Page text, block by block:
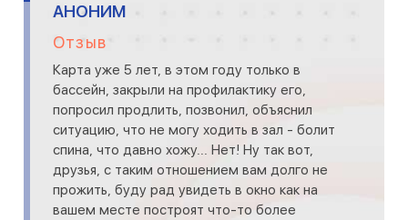
АНОНИМ
Отзыв
Карта уже 5 лет, в этом году только в
бассейн, закрыли на профилактику его,
попросил продлить, позвонил, объяснил
ситуацию, что не могу ходить в зал - болит
спина, что давно хожу... Нет! Ну так вот,
друзья, с таким отношением вам долго не
прожить, буду рад увидеть в окно как на
вашем месте построят что-то более